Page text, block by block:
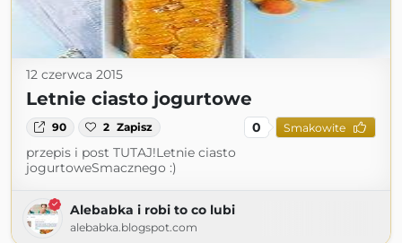
12 czerwca 2015
Letnie ciasto jogurtowe
90 2 Zapisz 0 Smakowite
przepis i post TUTAJ!Letnie ciasto
jogurtoweSmacznego :)
Alebabka i robi to co lubi
alebabka.blogspot.com